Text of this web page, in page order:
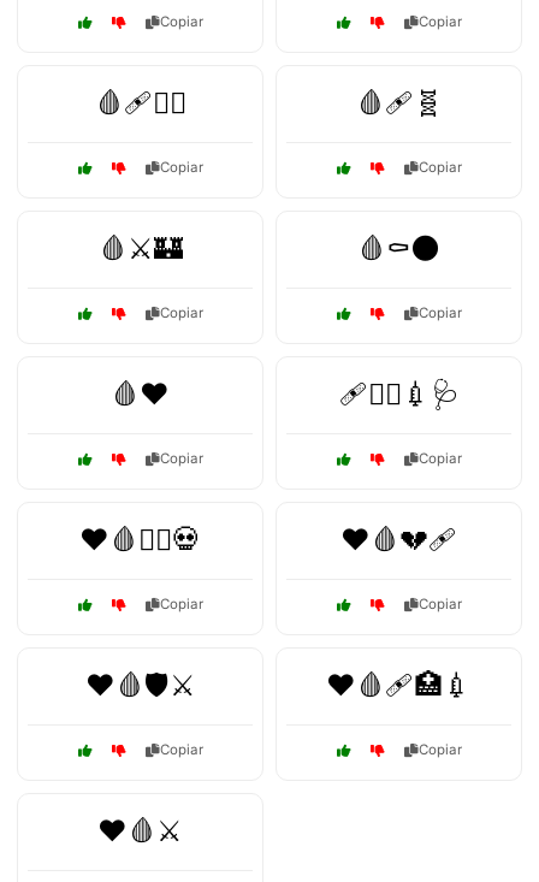
Copiar Copiar
🩸🩹🧙‍♂️
Copiar
🩸🩹🧬
Copiar
🩸⚔️🏰
Copiar
🩸⚰️🌑
Copiar
🩸❤️
Copiar
🩹🧑‍⚕️💉🩺
Copiar
❤️🩸🏴‍☠️💀
Copiar
❤️🩸💔🩹
Copiar
❤️🩸🛡️⚔️
Copiar
❤️🩸🩹🏥💉
Copiar
❤️🩸⚔️